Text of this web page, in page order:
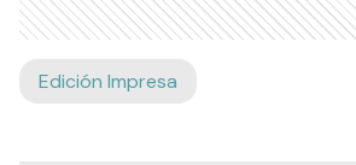
Edición Impresa